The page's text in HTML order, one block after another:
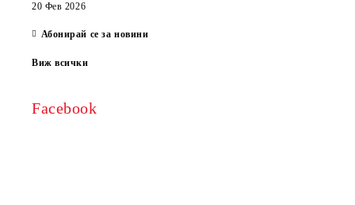
20 Фев 2026
Абонирай се за новини
Виж всички
Facebook